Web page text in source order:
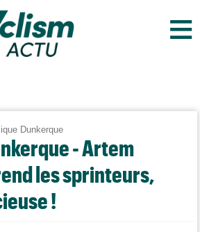
≡
Dunkerque
- Artem
les sprinteurs,
!